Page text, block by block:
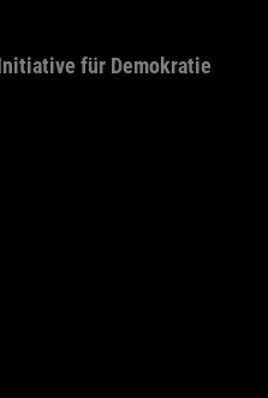
für Demokratie